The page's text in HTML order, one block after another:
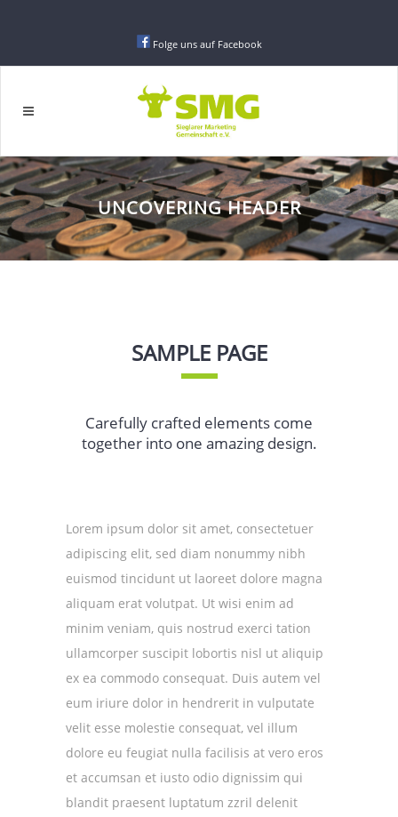
Folge uns auf Facebook
UNCOVERING HEADER
SAMPLE PAGE
Carefully crafted elements come
together into one amazing design.
Lorem ipsum dolor sit amet, consectetuer
adipiscing elit, sed diam nonummy nibh
euismod tincidunt ut laoreet dolore magna
aliquam erat volutpat. Ut wisi enim ad
minim veniam, quis nostrud exerci tation
ullamcorper suscipit lobortis nisl ut aliquip
ex ea commodo consequat. Duis autem vel
eum iriure dolor in hendrerit in vulputate
velit esse molestie consequat, vel illum
dolore eu feugiat nulla facilisis at vero eros
et accumsan et iusto odio dignissim qui
blandit praesent luptatum zzril delenit